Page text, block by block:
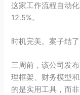
这家工作流程自动
12.5%。
时机完美。案子结
三周前，该公司发
理框架、财务模型
的是实用工具，而非